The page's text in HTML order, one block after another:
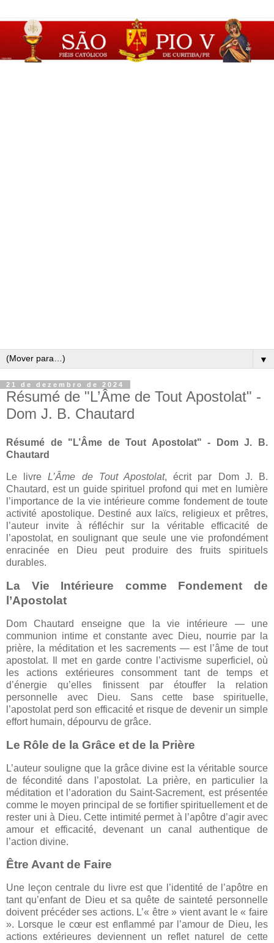
▼
21 de dezembro de 2024
Résumé de "L’Âme de Tout Apostolat" -
Dom J. B. Chautard
Résumé de "L’Âme de Tout Apostolat" - Dom J. B.
Chautard
Le livreL’Âme de Tout Apostolat, écrit par Dom J. B.
Chautard, est un guide spirituel profond qui met en lumière
l’importance de la vie intérieure comme fondement de toute
activité apostolique. Destiné aux laïcs, religieux et prêtres,
l’auteur invite à réfléchir sur la véritable efficacité de
l’apostolat, en soulignant que seule une vie profondément
enracinée en Dieu peut produire des fruits spirituels
durables.
La Vie Intérieure comme Fondement de
l’Apostolat
Dom Chautard enseigne que la vie intérieure — une
communion intime et constante avec Dieu, nourrie par la
prière, la méditation et les sacrements — est l’âme de tout
apostolat. Il met en garde contre l’activisme superficiel, où
les actions extérieures consomment tant de temps et
d’énergie qu’elles finissent par étouffer la relation
personnelle avec Dieu. Sans cette base spirituelle,
l’apostolat perd son efficacité et risque de devenir un simple
effort humain, dépourvu de grâce.
Le Rôle de la Grâce et de la Prière
L’auteur souligne que la grâce divine est la véritable source
de fécondité dans l’apostolat. La prière, en particulier la
méditation et l’adoration du Saint-Sacrement, est présentée
comme le moyen principal de se fortifier spirituellement et de
rester uni à Dieu. Cette intimité permet à l’apôtre d’agir avec
amour et efficacité, devenant un canal authentique de
l’action divine.
Être Avant de Faire
Une leçon centrale du livre est que l’identité de l’apôtre en
tant qu’enfant de Dieu et sa quête de sainteté personnelle
doivent précéder ses actions. L’« être » vient avant le « faire
». Lorsque le cœur est enflammé par l’amour de Dieu, les
actions extérieures deviennent un reflet naturel de cette